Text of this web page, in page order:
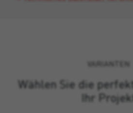
VARIANTEN
Wählen Sie die
Ihr